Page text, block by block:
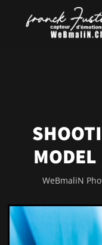
WeBmaliN